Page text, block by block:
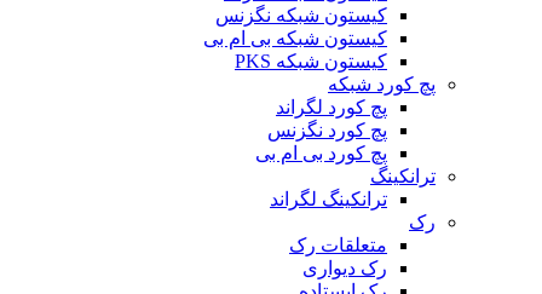
کیستون شبکه نگزنس
کیستون شبکه بی ام بی
کیستون شبکه PKS
پچ کورد شبکه
پچ کورد لگراند
پچ کورد نگزنس
پچ کورد بی ام بی
ترانکینگ
ترانکینگ لگراند
رک
متعلقات رک
رک دیواری